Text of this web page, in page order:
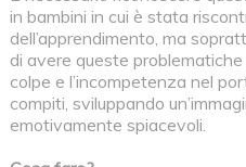
in bambini in cui è stata
dell’apprendimento, ma
di avere queste
colpe e l’incompetenza nel
compiti, sviluppando
emotivamente spiacevoli.